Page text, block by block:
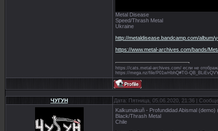
Metal Disease
Speed/Thrash Metal
Ukraine
http://metaldisease.bandcamp.com/album/
https://www.metal-archives.com/bands/
https://cats.metal-archives.com/ если не
https://mega.nz/file/P01wHbhQ#TG-
ЧУГУН Дата: Пятница, 05.06.2020, 21:36 |
Kalkumakuñ - Profundidad Abismal (demo)
Black/Thrash Metal
Chile